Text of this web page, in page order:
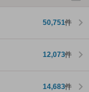
50,751件
12,073件
14,683件